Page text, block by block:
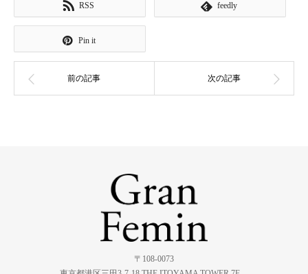
RSS feedly
Pin it
〒108-0073